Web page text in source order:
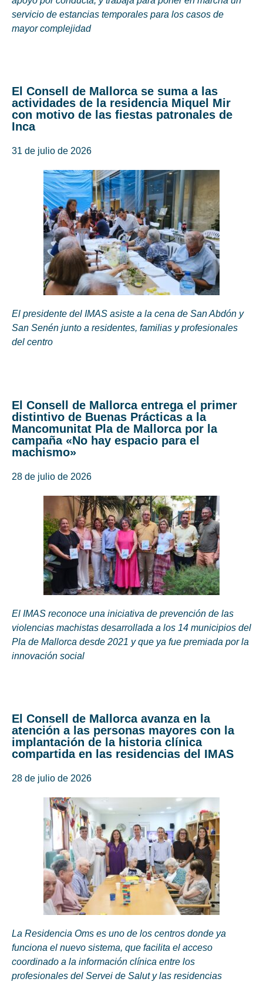
servicio de estancias temporales para los casos de
mayor complejidad
El Consell de Mallorca se suma a las
actividades de la residencia Miquel Mir
con motivo de las fiestas patronales de
Inca
31 de julio de 2026
El presidente del IMAS asiste a la cena de San Abdón y
San Senén junto a residentes, familias y profesionales
del centro
El Consell de Mallorca entrega el primer
distintivo de Buenas Prácticas a la
Mancomunitat Pla de Mallorca por la
campaña «No hay espacio para el
machismo»
28 de julio de 2026
El IMAS reconoce una iniciativa de prevención de las
violencias machistas desarrollada a los 14 municipios del
Pla de Mallorca desde 2021 y que ya fue premiada por la
innovación social
El Consell de Mallorca avanza en la
atención a las personas mayores con la
implantación de la historia clínica
compartida en las residencias del IMAS
28 de julio de 2026
La Residencia Oms es uno de los centros donde ya
funciona el nuevo sistema, que facilita el acceso
coordinado a la información clínica entre los
profesionales del Servei de Salut y las residencias